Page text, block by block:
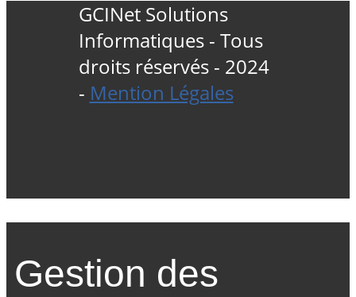
GCINet Solutions
Informatiques - Tous
droits réservés - 2024
- Mention Légales
Gestion des